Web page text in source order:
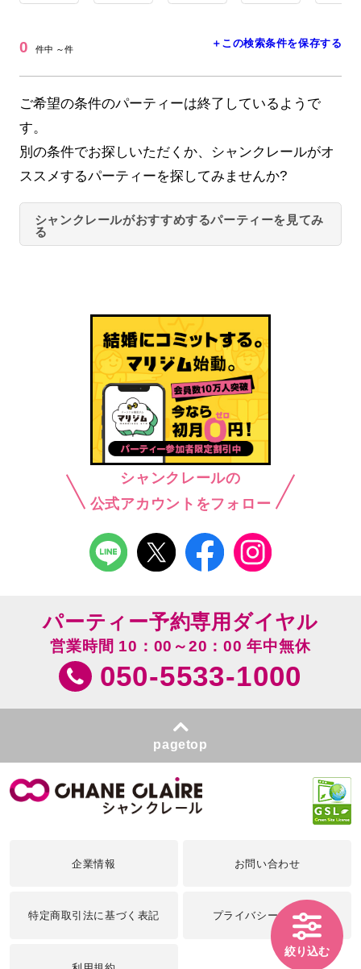
0 件中 ～件 ＋この検索条件を保存する
ご希望の条件のパーティーは終了しているようで
す。
別の条件でお探しいただくか、シャンクレールがオ
ススメするパーティーを探してみませんか?
シャンクレールがおすすめするパーティーを見てみ
る
シャンクレールの
公式アカウントをフォロー
絞り込む
パーティー予約専用ダイヤル
営業時間 10：00～20：00 年中無休
050-5533-1000
pagetop
企業情報 お問い合わせ
特定商取引法に基づく表記 プライバシーポリシー